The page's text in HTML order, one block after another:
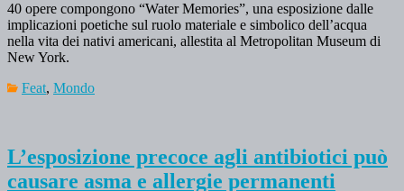
40 opere compongono “Water Memories”, una esposizione dalle
implicazioni poetiche sul ruolo materiale e simbolico dell’acqua
nella vita dei nativi americani, allestita al Metropolitan Museum di
New York.
Feat, Mondo
L’esposizione precoce agli antibiotici può
causare asma e allergie permanenti